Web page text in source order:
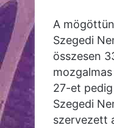
A
Szegedi
összesen
27-et
Szegedi
szervezett